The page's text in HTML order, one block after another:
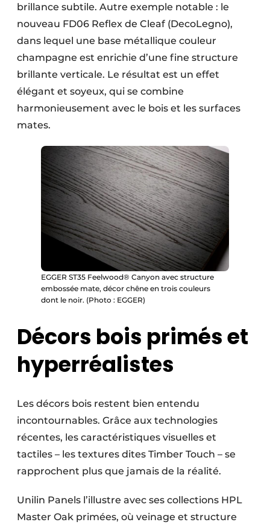
brillance subtile. Autre exemple notable : le
nouveau FD06 Reflex de Cleaf (DecoLegno),
dans lequel une base métallique couleur
champagne est enrichie d’une fine structure
brillante verticale. Le résultat est un effet
élégant et soyeux, qui se combine
harmonieusement avec le bois et les surfaces
mates.
EGGER ST35 Feelwood® Canyon avec structure
embossée mate, décor chêne en trois couleurs
dont le noir. (Photo : EGGER)
Décors bois primés et
hyperréalistes
Les décors bois restent bien entendu
incontournables. Grâce aux technologies
récentes, les caractéristiques visuelles et
tactiles – les textures dites Timber Touch – se
rapprochent plus que jamais de la réalité.
Unilin Panels l’illustre avec ses collections HPL
Master Oak primées, où veinage et structure